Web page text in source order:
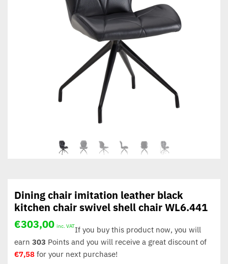
Dining chair imitation leather black
kitchen chair swivel shell chair WL6.441
€303,00 inc. VATIf you buy this product now, you will
earn 303 Points and you will receive a great discount of
€7,58for your next purchase!